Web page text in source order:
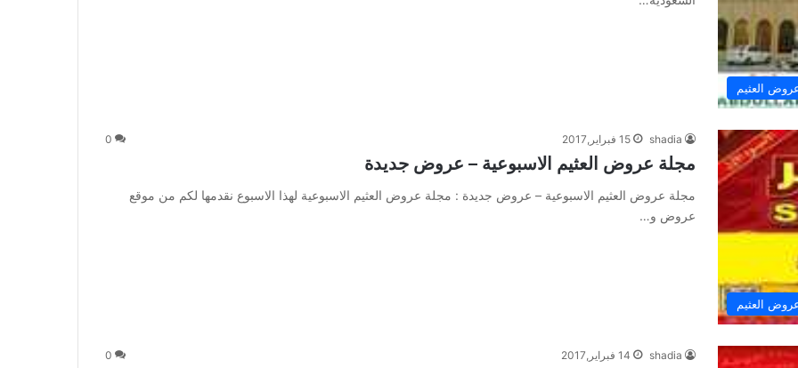
العثيم
العثيم
shadia 15 فبراير,2017 0
مجلة عروض العثيم الاسبوعية – عروض جديدة
مجلة عروض العثيم الاسبوعية – عروض جديدة : مجلة عروض العثيم الاسبوعية لهذا الاسبوع نقدمها لكم من موقع
عروض و…
shadia 14 فبراير,2017 0